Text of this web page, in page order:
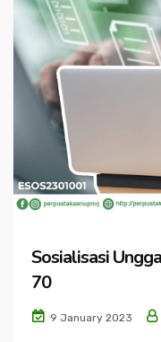
Sosialisasi
70
9 January 2023